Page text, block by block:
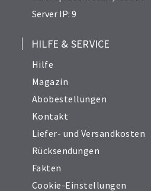
Server IP: 9
HILFE & SERVICE
Hilfe
Magazin
Abobestellungen
Kontakt
Liefer- und Versandkosten
Rücksendungen
Fakten
Cookie-Einstellungen